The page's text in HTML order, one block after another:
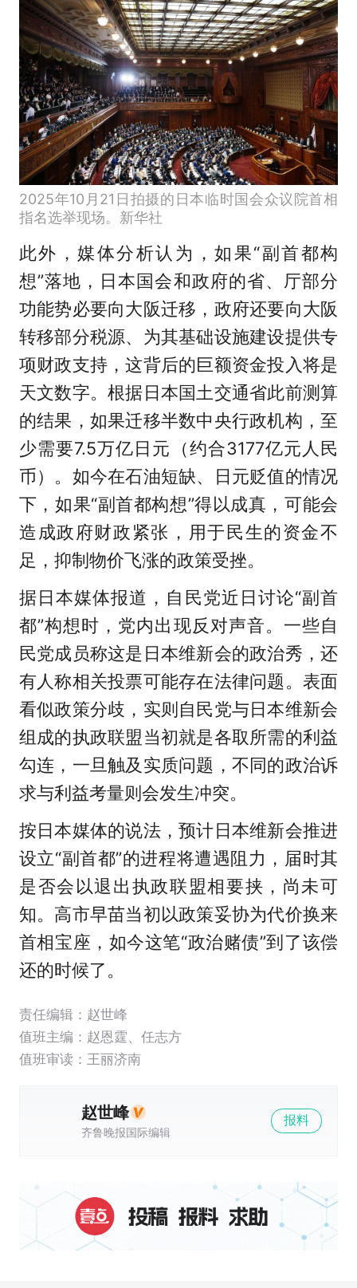
2025年10月21日拍摄的日本临时国会众议院首相
指名选举现场。新华社
此外，媒体分析认为，如果“副首都构
想”落地，日本国会和政府的省、厅部分
功能势必要向大阪迁移，政府还要向大阪
转移部分税源、为其基础设施建设提供专
项财政支持，这背后的巨额资金投入将是
天文数字。根据日本国土交通省此前测算
的结果，如果迁移半数中央行政机构，至
少需要7.5万亿日元（约合3177亿元人民
币）。如今在石油短缺、日元贬值的情况
下，如果“副首都构想”得以成真，可能会
造成政府财政紧张，用于民生的资金不
足，抑制物价飞涨的政策受挫。
据日本媒体报道，自民党近日讨论“副首
都”构想时，党内出现反对声音。一些自
民党成员称这是日本维新会的政治秀，还
有人称相关投票可能存在法律问题。表面
看似政策分歧，实则自民党与日本维新会
组成的执政联盟当初就是各取所需的利益
勾连，一旦触及实质问题，不同的政治诉
求与利益考量则会发生冲突。
按日本媒体的说法，预计日本维新会推进
设立“副首都”的进程将遭遇阻力，届时其
是否会以退出执政联盟相要挟，尚未可
知。高市早苗当初以政策妥协为代价换来
首相宝座，如今这笔“政治赌债”到了该偿
还的时候了。
责任编辑：赵世峰
值班主编： 赵恩霆、 任志方
值班审读：王丽济南
赵世峰
齐鲁晚报国际编辑
报料